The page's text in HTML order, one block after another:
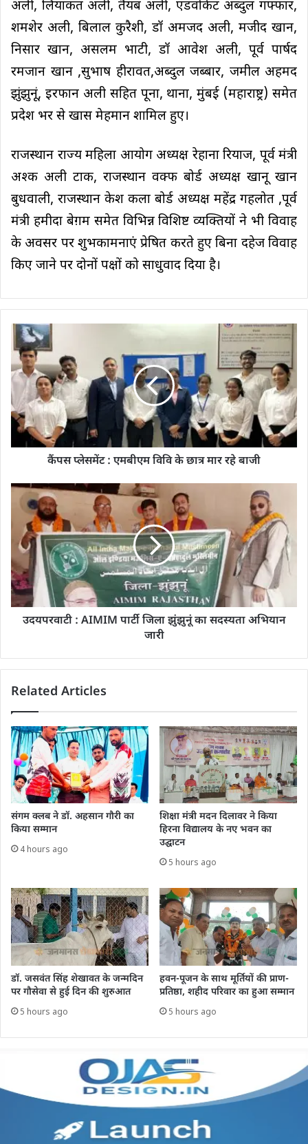
अली, लियाकत अली, तैयब अली, एडवोकेट अब्दुल गफ्फार,
शमशेर अली, बिलाल कुरैशी, डॉ अमजद अली, मजीद खान,
निसार खान, असलम भाटी, डॉ आवेश अली, पूर्व पार्षद
रमजान खान ,सुभाष हीरावत,अब्दुल जब्बार, जमील अहमद
झुंझुनूं, इरफान अली सहित पूना, थाना, मुंबई (महाराष्ट्र) समेत
प्रदेश भर से खास मेहमान शामिल हुए।
राजस्थान राज्य महिला आयोग अध्यक्ष रेहाना रियाज, पूर्व मंत्री
अश्क अली टाक, राजस्थान वक्फ बोर्ड अध्यक्ष खानू खान
बुधवाली, राजस्थान केश कला बोर्ड अध्यक्ष महेंद्र गहलोत ,पूर्व
मंत्री हमीदा बेग़म समेत विभिन्न विशिष्ट व्यक्तियों ने भी विवाह
के अवसर पर शुभकामनाएं प्रेषित करते हुए बिना दहेज विवाह
किए जाने पर दोनों पक्षों को साधुवाद दिया है।
कैंपस प्लेसमेंट : एमबीएम विवि के छात्र मार रहे बाजी
उदयपरवाटी : AIMIM पार्टी जिला झुंझुनूं का सदस्यता अभियान
जारी
Related Articles
संगम क्लब ने डॉ. अहसान गौरी का
किया सम्मान
4 hours ago
शिक्षा मंत्री मदन दिलावर ने किया
हिरना विद्यालय के नए भवन का
उद्घाटन
5 hours ago
डॉ. जसवंत सिंह शेखावत के जन्मदिन
पर गौसेवा से हुई दिन की शुरुआत
5 hours ago
हवन-पूजन के साथ मूर्तियों की प्राण-
प्रतिष्ठा, शहीद परिवार का हुआ सम्मान
5 hours ago